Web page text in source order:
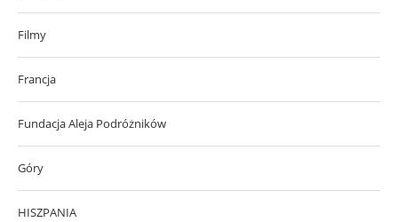
Filmy
Francja
Fundacja Aleja Podróżników
Góry
HISZPANIA